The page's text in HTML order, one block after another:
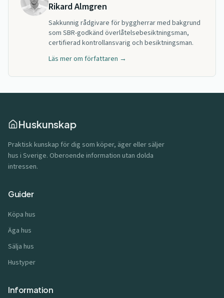
Rikard Almgren
Sakkunnig rådgivare för byggherrar med bakgrund
som SBR-godkänd överlåtelsebesiktningsman,
certifierad kontrollansvarig och besiktningsman.
Läs mer om författaren →
Huskunskap
Praktisk kunskap för dig som köper, äger eller säljer
hus i Sverige. Oberoende information utan dolda
intressen.
Guider
Köpa hus
Äga hus
Sälja hus
Hustyper
Information